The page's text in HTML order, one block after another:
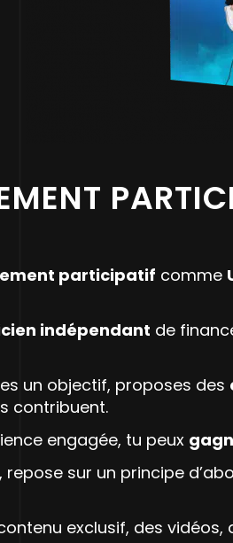
participatif comme
indépendant de
un objectif, proposes des
contribuent.
engagée, tu peux
repose sur un principe
exclusif, des